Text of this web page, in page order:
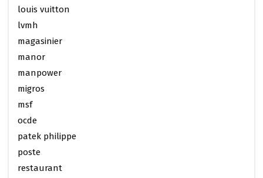
louis vuitton
lvmh
magasinier
manor
manpower
migros
msf
ocde
patek philippe
poste
restaurant